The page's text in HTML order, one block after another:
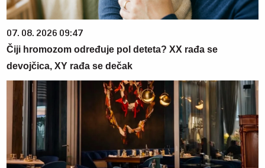
07. 08. 2026 09:47
Čiji hromozom određuje pol deteta? XX rađa se
devojčica, XY rađa se dečak